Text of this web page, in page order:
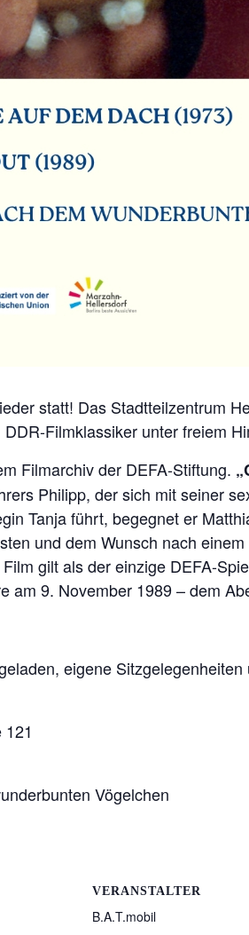
statt! Das Stadtteilzentrum
Filmklassiker unter freiem
Filmarchiv der DEFA-Stiftung.
Philipp, der sich mit seiner
Tanja führt, begegnet er
und dem Wunsch nach
gilt als der einzige DEFA-
9. November 1989 – dem
eigene
Vögelchen
VERANSTALTER
B.A.T.mobil